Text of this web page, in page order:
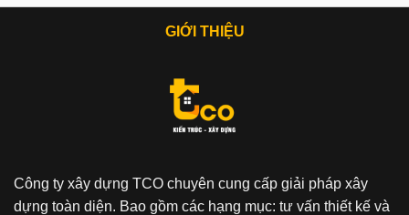
GIỚI THIỆU
Công ty xây dựng TCO chuyên cung cấp giải pháp xây
dựng toàn diện. Bao gồm các hạng mục: tư vấn thiết kế và